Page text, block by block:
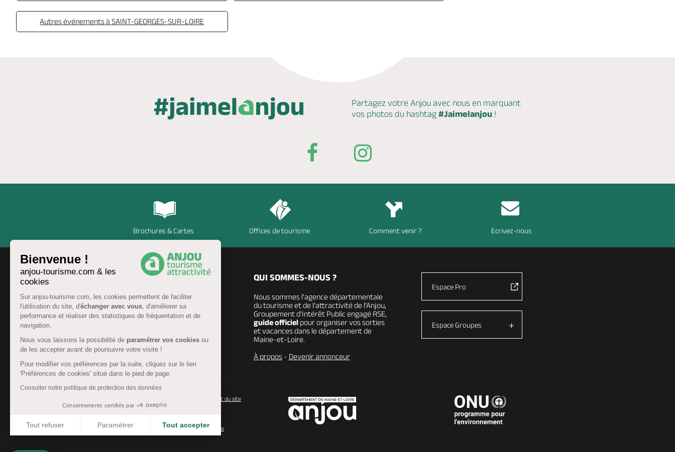
Bienvenue !
anjou-tourisme.com & les
cookies
Sur anjou-tourisme.com, les cookies permettent de faciliter
l'utilisation du site, d'échanger avec vous, d'améliorer sa
performance et réaliser des statistiques de fréquentation et de
navigation.
Nous vous laissons la possibilité de paramétrer vos cookies ou
de les accepter avant de poursuivre votre visite !
Pour modifier vos préférences par la suite, cliquez sur le lien
'Préférences de cookies' situé dans le pied de page.
Consulter notre politique de protection des données
Consentements certifiés par
Tout refuser Paramétrer Tout accepter
Autres événements à SAINT-GEORGES-SUR-LOIRE
Partagez votre Anjou avec nous en marquant
vos photos du hashtag #Jaimelanjou !
Brochures & Cartes Offices de tourisme Comment venir ? Ecrivez-nous
QUI SOMMES-NOUS ?
Nous sommes l’agence départementale
du tourisme et de l’attractivité de l’Anjou,
Groupement d’Intérêt Public engagé RSE,
guide officielpour organiser vos sorties
et vacances dans le département de
Maine-et-Loire.
À propos- Devenir annonceur
Espace Pro
Espace Groupes
Fonctionnement du site
CGU Réservation-Accessibilité : partiellement conforme